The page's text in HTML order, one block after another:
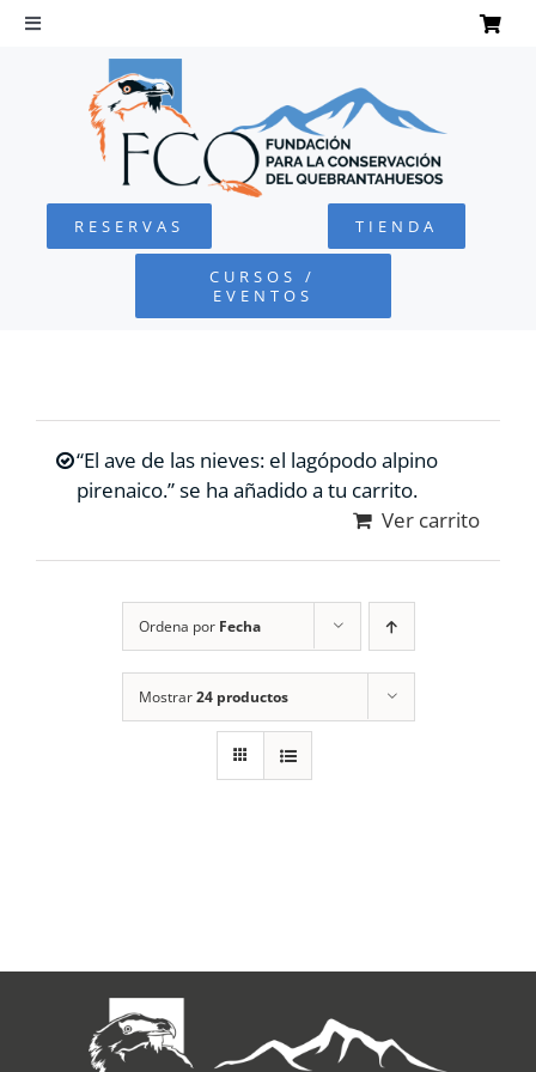
Saltar
Toggle
Navigation
QUEBRANTAHUESOS
FUNDACIÓN
COLABORA
RECURSOS
CONTACTO
RESERVAS TIENDA
CURSOS /
EVENTOS
“El ave de las nieves: el lagópodo alpino
pirenaico.” se ha añadido a tu carrito.
Ver carrito
Ordena por Fecha
Mostrar24 productos